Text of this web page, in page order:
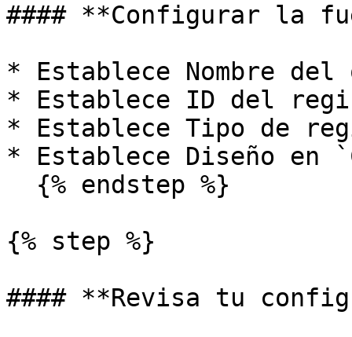
#### **Configurar la
* Establece Nombre
* Establece ID del
* Establece Tipo de
* Establece Diseño en
{% step %}
#### **Revisa tu